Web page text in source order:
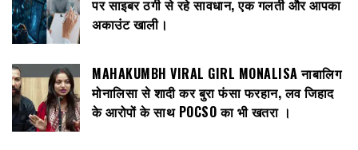
पर साइबर ठगी से रहे सावधान, एक गलती और आपका
अकाउंट खाली।
MAHAKUMBH VIRAL GIRL MONALISA नाबालिग
मोनालिसा से शादी कर बुरा फंसा फरहान, लव जिहाद
के आरोपों के साथ POCSO का भी खतरा ।